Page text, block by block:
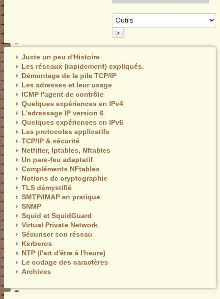
>
Juste un peu d'Histoire
Les réseaux (rapidement) expliqués.
Démontage de la pile TCP/IP
Les adresses et leur usage
ICMP l'agent de contrôle
Quelques expériences en IPv4
L'adressage IP version 6
Quelques expériences en IPv6
Les protocoles applicatifs
TCP/IP & sécurité
Netfilter, Iptables, Nftables
Un pare-feu adaptatif
Compléments NFtables
Notions de cryptographie
TLS démystifié
SMTP/IMAP en pratique
SNMP
Squid et SquidGuard
Virtual Private Network
Sécuriser son réseau
Kerberos
NTP (l'art d'être à l'heure)
Le codage des caractères
Archives